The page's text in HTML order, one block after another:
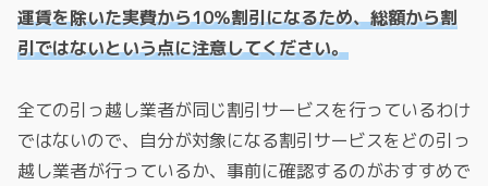
運賃を除いた実費から10％割引になるため、総額から割
引ではないという点に注意してください。
全ての引っ越し業者が同じ割引サービスを行っているわけ
ではないので、自分が対象になる割引サービスをどの引っ
越し業者が行っているか、事前に確認するのがおすすめで